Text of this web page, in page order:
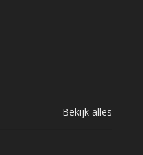
Bekijk alles